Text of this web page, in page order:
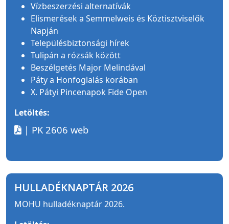
Vízbeszerzési alternatívák
Elismerések a Semmelweis és Köztisztviselők
Napján
Településbiztonsági hírek
Tulipán a rózsák között
Beszélgetés Major Melindával
Páty a Honfoglalás korában
X. Pátyi Pincenapok Fide Open
Letöltés:
| PK 2606 web
HULLADÉKNAPTÁR 2026
MOHU hulladéknaptár 2026.